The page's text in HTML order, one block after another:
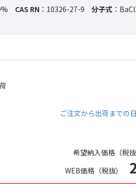
CAS RN ：10326-27-9 分子式 ：
ご注文から出荷までの
希望納入価格（税抜
WEB価格（税抜）